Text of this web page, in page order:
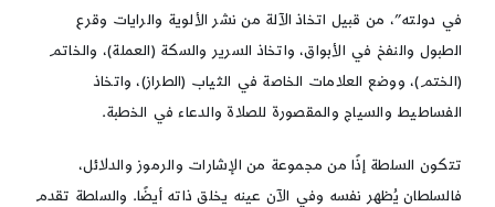
في دولته”، من قبيل اتخاذ الآلة من نشر الألوية والرايات وقرع
الطبول والنفخ في الأبواق، واتخاذ السرير والسكة (العملة)، والخاتم
(الختم)، ووضع العلامات الخاصة في الثياب (الطراز)، واتخاذ
الفساطيط والسياج والمقصورة للصلاة والدعاء في الخطبة.
تتكون السلطة إذًا من مجموعة من الإشارات والرموز والدلائل،
فالسلطان يُظهر نفسه وفي الآن عينه يخلق ذاته أيضًا. والسلطة تقدم